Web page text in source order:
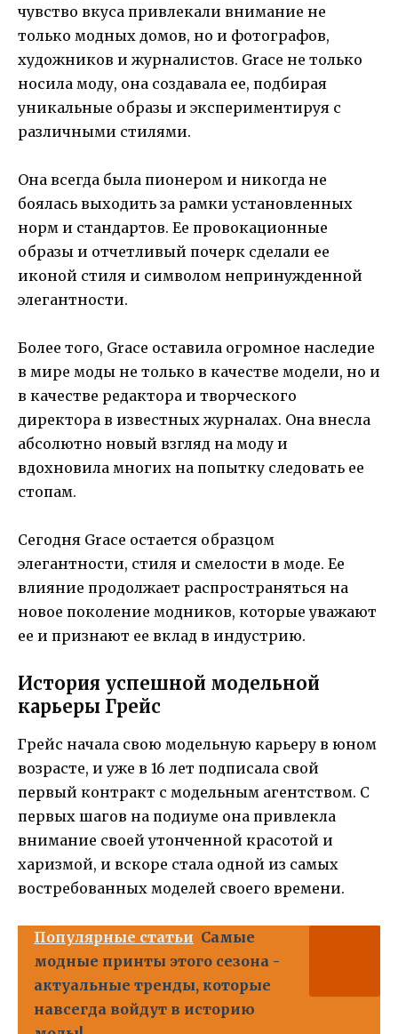
чувство вкуса привлекали внимание не
только модных домов, но и фотографов,
художников и журналистов. Grace не только
носила моду, она создавала ее, подбирая
уникальные образы и экспериментируя с
различными стилями.
Она всегда была пионером и никогда не
боялась выходить за рамки установленных
норм и стандартов. Ее провокационные
образы и отчетливый почерк сделали ее
иконой стиля и символом непринужденной
элегантности.
Более того, Grace оставила огромное наследие
в мире моды не только в качестве модели, но и
в качестве редактора и творческого
директора в известных журналах. Она внесла
абсолютно новый взгляд на моду и
вдохновила многих на попытку следовать ее
стопам.
Сегодня Grace остается образцом
элегантности, стиля и смелости в моде. Ее
влияние продолжает распространяться на
новое поколение модников, которые уважают
ее и признают ее вклад в индустрию.
История успешной модельной
карьеры Грейс
Грейс начала свою модельную карьеру в юном
возрасте, и уже в 16 лет подписала свой
первый контракт с модельным агентством. С
первых шагов на подиуме она привлекла
внимание своей утонченной красотой и
харизмой, и вскоре стала одной из самых
востребованных моделей своего времени.
Популярные статьи Самые
модные принты этого сезона -
актуальные тренды, которые
навсегда войдут в историю